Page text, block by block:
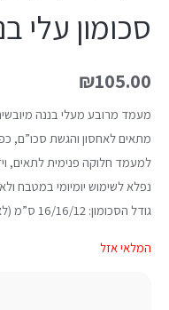
סכומון עלי
₪105.00
מעמד מרובע מעלי בננה
מתאים לאחסון והגשת סכו”ם,
למעמד חלוקה פנימית לתאים,
נפלא לשימוש יומיומי במטבח
גודל הסכומון: 16/16/12 ס”מ (לא כולל ידיות)
המלאי אזל